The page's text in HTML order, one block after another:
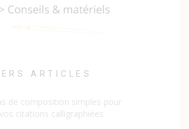
ARTICLES
de composition simples pour
citations calligraphiées